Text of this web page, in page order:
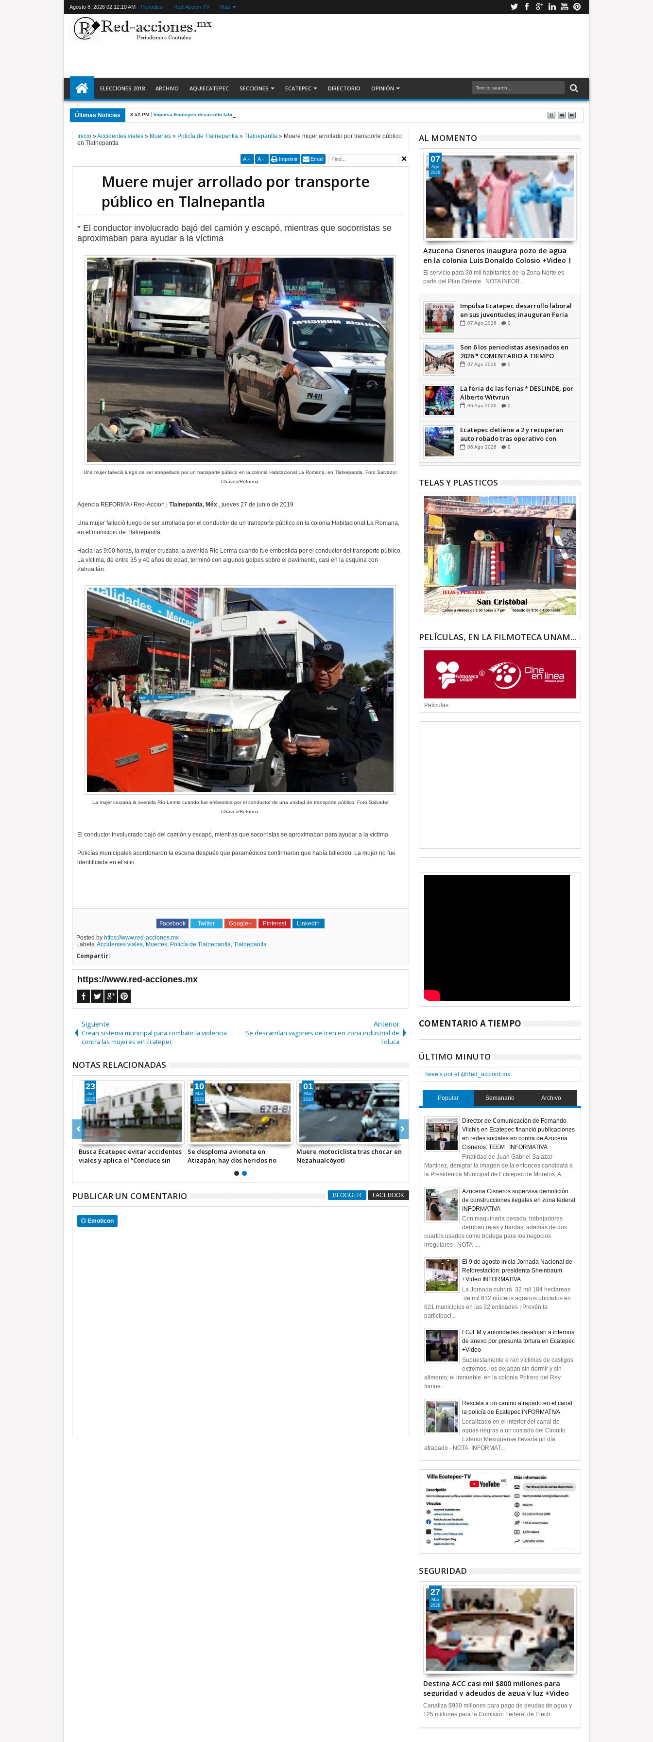
Agosto 8, 2026 02:12:11 AM Periodico Red-Accion TV Más
ELECCIONES 2018 ARCHIVO AQUIECATEPEC SECCIONES ECATEPEC DIRECTORIO OPINIÓN
Últimas Noticias 3:52 PM Impulsa Ecatepec desarrollo laboral en sus juventudes; inauguran Feria de Empleo y Emprendedores 2026 +Video | INFORMATIVA
Inicio»Accidentes viales» Muertes» Policía de Tlalnepantla» Tlalnepantla» Muere mujer arrollado por transporte público
en Tlalnepantla
A + A - Imprimir Email
Muere mujer arrollado por transporte
público en Tlalnepantla
* El conductor involucrado bajó del camión y escapó, mientras que socorristas se
aproximaban para ayudar a la víctima
Una mujer falleció luego de ser atropellada por un transporte público en la colonia Habitacional La Romana, en Tlalnepantla. Foto Salvador
Chávez/Reforma.
Agencia REFORMA / Red-Accion | Tlalnepantla, Méx., jueves 27 de junio de 2019
Una mujer falleció luego de ser arrollada por el conductor de un transporte público en la colonia Habitacional La Romana,
en el municipio de Tlalnepantla.
Hacia las 9:00 horas, la mujer cruzaba la avenida Río Lerma cuando fue embestida por el conductor del transporte público.
La víctima, de entre 35 y 40 años de edad, terminó con algunos golpes sobre el pavimento, casi en la esquina con
Zahuatlán.
La mujer cruzaba la avenida Río Lerma cuando fue embestida por el conductor de una unidad de transporte público. Foto Salvador
Chávez/Reforma.
El conductor involucrado bajó del camión y escapó, mientras que socorristas se aproximaban para ayudar a la víctima.
Policías municipales acordonaron la escena después que paramédicos confirmaron que había fallecido. La mujer no fue
identificada en el sitio.
Facebook Twitter Google+ Pinterest Linkedin
Posted by https://www.red-acciones.mx
Labels:Accidentes viales, Muertes, Policía de Tlalnepantla, Tlalnepantla
Compartir:
https://www.red-acciones.mx
Siguente
Crean sistema municipal para combatir la violencia
contra las mujeres en Ecatepec
Anterior
Se descarrilan vagones de tren en zona industrial de
Toluca
NOTAS RELACIONADAS
Busca Ecatepec evitar accidentes
viales y aplica el “Conduce sin
23
Jun
2025
Se desploma avioneta en
Atizapán; hay dos heridos no
graves: Edomex
10
Mar
2020
Muere motociclista tras chocar en
Nezahualcóyotl
01
Mar
2020
PUBLICAR UN COMENTARIO BLOGGER FACEBOOK
Emoticon
AL MOMENTO
Azucena Cisneros inaugura pozo de agua
en la colonia Luis Donaldo Colosio +Video |
INFORMATIVA
07
Ago
2026
El servicio para 30 mil habitantes de la Zona Norte es
parte del Plan Oriente NOTA INFOR...
Impulsa Ecatepec desarrollo laboral
en sus juventudes; inauguran Feria
de Empleo y Emprendedores 2026
07 Ago 2026 0
Son 6 los periodistas asesinados en
2026 * COMENTARIO A TIEMPO
07 Ago 2026 0
La feria de las ferias * DESLINDE, por
Alberto Witvrun
06 Ago 2026 0
Ecatepec detiene a 2 y recuperan
auto robado tras operativo con
Tecámac +Video | INFORMATIVA
06 Ago 2026 0
TELAS Y PLASTICOS
PELÍCULAS, EN LA FILMOTECA UNAM...
Películas
COMENTARIO A TIEMPO
ÚLTIMO MINUTO
Tweets por el @Red_accionEmx.
Popular Semanario Archivo
Director de Comunicación de Fernando
Vilchis en Ecatepec financió publicaciones
en redes sociales en contra de Azucena
Cisneros: TEEM | INFORMATIVA
Finalidad de Juan Gabriel Salazar
Martínez, denigrar la imagen de la entonces candidata a
la Presidencia Municipal de Ecatepec de Morelos, A...
Azucena Cisneros supervisa demolición
de construcciones ilegales en zona federal
INFORMATIVA
Con maquinaria pesada, trabajadores
derriban rejas y bardas, además de dos
cuartos usados como bodega para los negocios
irregulares NOTA ...
El 9 de agosto inicia Jornada Nacional de
Reforestación: presidenta Sheinbaum
+Video INFORMATIVA
La Jornada cubrirá 32 mil 184 hectáreas
de mil 632 núcleos agrarios ubicados en
621 municipios en las 32 entidades | Prevén la
participaci...
FGJEM y autoridades desalojan a internos
de anexo por presunta tortura en Ecatepec
+Video
Supuestamente e ran víctimas de castigos
extremos, los dejaban sin dormir y sin
alimento; el inmueble, en la colonia Potrero del Rey
Inmue...
Rescata a un canino atrapado en el canal
la policía de Ecatepec INFORMATIVA
Localizado en el interior del canal de
aguas negras a un costado del Circuito
Exterior Mexiquense llevaría un día
atrapado - NOTA INFORMAT...
SEGURIDAD
Destina ACC casi mil $800 millones para
seguridad y adeudos de agua y luz +Video
27
Mar
2026
Canaliza $930 millones para pago de deudas de agua y
125 millones para la Comisión Federal de Electr...